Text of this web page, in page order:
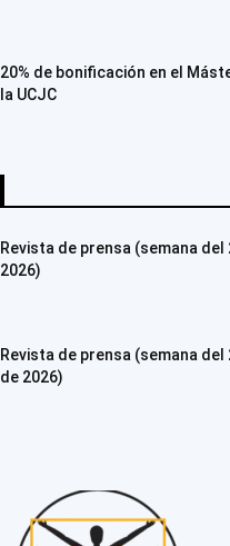
20% de bonificación en el
la UCJC
Revista de prensa (semana del
2026)
Revista de prensa (semana del
de 2026)